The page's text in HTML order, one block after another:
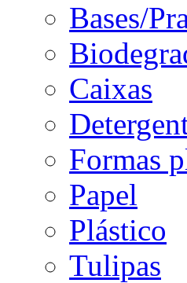
Bases/
Caixas
Formas
Papel
Plástico
Tulipas